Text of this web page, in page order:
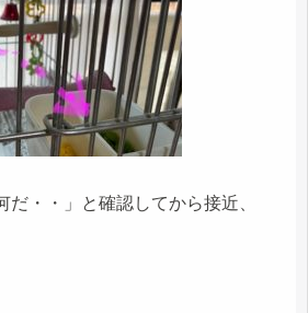
だ・・」と確認してから接近、